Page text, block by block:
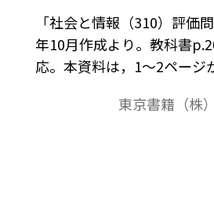
「社会と情報（310）評価
年10月作成より。教科書
応。本資料は，1～2ページ
評価問題の素材として，編
東京書籍（株